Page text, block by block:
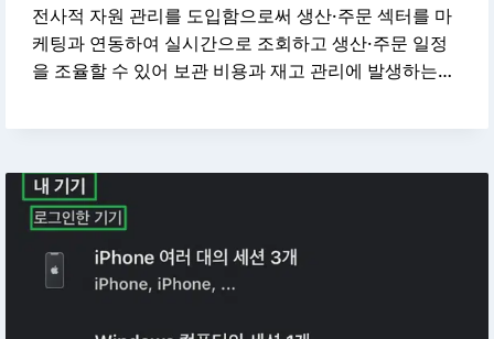
전사적 자원 관리를 도입함으로써 생산·주문 섹터를 마
케팅과 연동하여 실시간으로 조회하고 생산·주문 일정
을 조율할 수 있어 보관 비용과 재고 관리에 발생하는…